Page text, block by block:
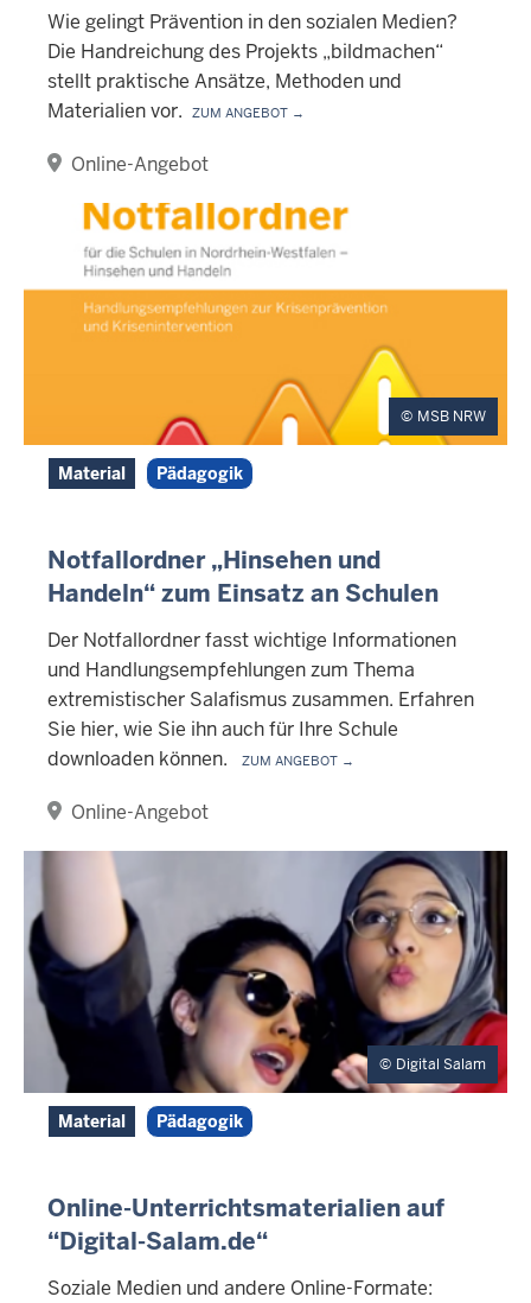
Wie gelingt Prävention in den sozialen Medien?
Die Handreichung des Projekts „bildmachen“
stellt praktische Ansätze, Methoden und
Materialien vor. Zum Angebot →
Online-Angebot
MSB NRW
Material Pädagogik
Notfallordner „Hinsehen und
Handeln“ zum Einsatz an Schulen
Der Notfallordner fasst wichtige Informationen
und Handlungsempfehlungen zum Thema
extremistischer Salafismus zusammen. Erfahren
Sie hier, wie Sie ihn auch für Ihre Schule
downloaden können.
Zum Angebot →
Online-Angebot
Digital Salam
Material Pädagogik
Online-Unterrichtsmaterialien auf
“Digital-Salam.de“
Soziale Medien und andere Online-Formate: